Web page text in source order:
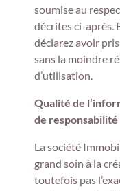
soumise au
décrites ci-après.
déclarez avoir
sans la moindre
d’utilisation.
Qualité de
de responsabilité
La société
grand soin à la
toutefois pas